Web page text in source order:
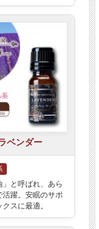
ベンダー
」と呼ばれ、あら
活躍。安眠のサポ
スに最適。